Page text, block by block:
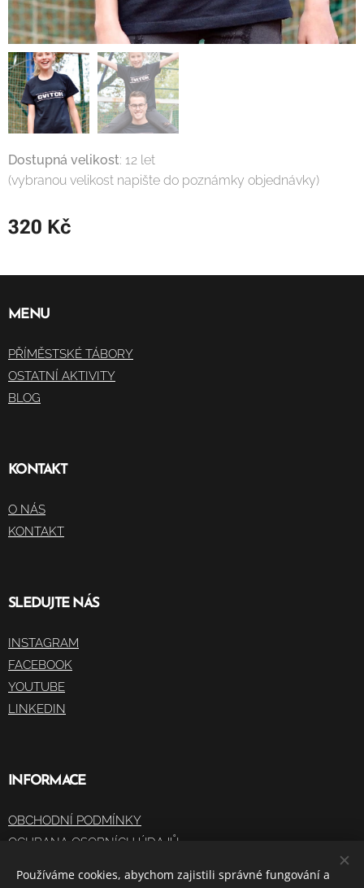
Dostupná velikost: 12 let
(vybranou velikost napište do poznámky objednávky)
320 Kč
MENU
PŘÍMĚSTSKÉ TÁBORY
OSTATNÍ AKTIVITY
BLOG
KONTAKT
O NÁS
KONTAKT
SLEDUJTE NÁS
INSTAGRAM
FACEBOOK
YOUTUBE
LINKEDIN
INFORMACE
OBCHODNÍ PODMÍNKY
OCHRANA OSOBNÍCH ÚDAJŮ
Používáme cookies, abychom zajistili správné fungování a